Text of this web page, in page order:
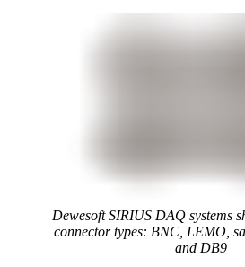
Dewesoft SIRIUS DAQ systems
connector types: BNC, LEMO,
and DB9